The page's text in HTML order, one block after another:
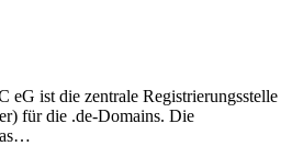
ist die zentrale Registrierungsstelle
für die .de-Domains. Die